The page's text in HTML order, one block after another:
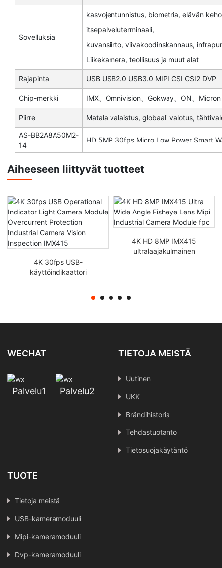
Sovelluksia
kasvojentunnistus, biometria, elävän
itsepalveluterminaali,
kuvansiirto, viivakoodinskannaus,
Liikekamera, teollisuus ja muut alat
Rajapinta USB USB2.0 USB3.0 MIPI CSI CSI2 DVP
Chip-merkki IMX、Omnivision、Gokway、ON、Micron
Piirre Matala valaistus, globaali valotus,
AS-BB2A8A50M2-
14
HD 5MP 30fps Micro Low Power Smart
Aiheeseen liittyvät tuotteet
4K 30fps USB-
käyttöindikaattori
4K HD 8MP IMX415
ultralaajakulmainen
WECHAT
Palvelu1 Palvelu2
TIETOJA MEISTÄ
Uutinen
UKK
Brändihistoria
Tehdastuotanto
Tietosuojakäytäntö
TUOTE
Tietoja meistä
USB-kameramoduuli
Mipi-kameramoduuli
Dvp-kameramoduuli